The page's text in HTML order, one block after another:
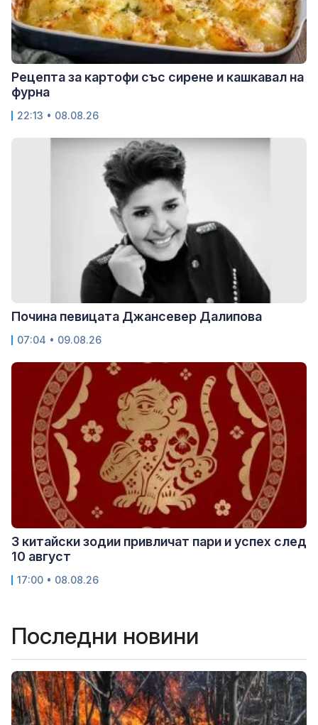
Рецепта за картофи със сирене и кашкавал на
фурна
22:13 • 08.08.26
Почина певицата Джансевер Далипова
07:04 • 09.08.26
3 китайски зодии привличат пари и успех след
10 август
17:00 • 08.08.26
Последни новини